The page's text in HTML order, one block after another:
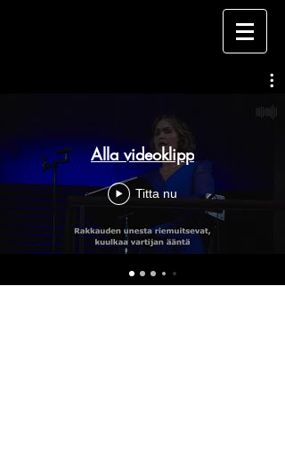
Alla videoklipp
Titta nu